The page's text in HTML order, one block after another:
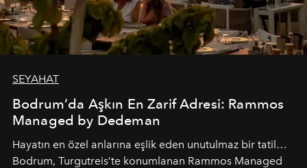
SEYAHAT
Bodrum’da Aşkın En Zarif Adresi: Rammos
Managed by Dedeman
Hayatın en özel anlarına eşlik eden unutulmaz bir tatil…
Bodrum, Turgutreis’te konumlanan Rammos Managed